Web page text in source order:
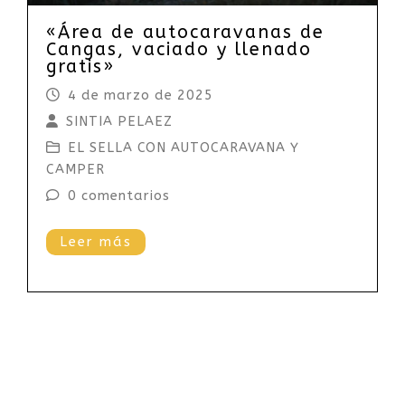
«Área de autocaravanas de
Cangas, vaciado y llenado
gratis»
4 de marzo de 2025
SINTIA PELAEZ
EL SELLA CON AUTOCARAVANA Y
CAMPER
0 comentarios
Leer más